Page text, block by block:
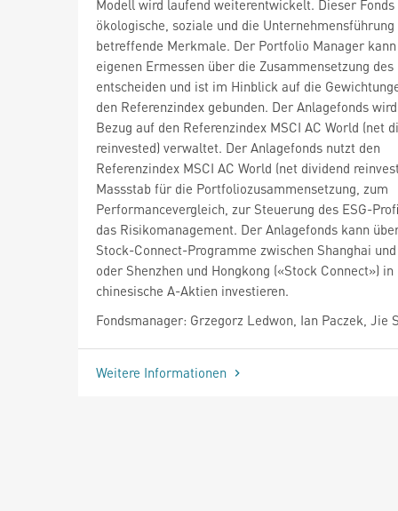
Modell wird laufend weiterentwickelt. Dieser
ökologische, soziale und die Unternehmensführung
betreffende Merkmale. Der Portfolio Manager
eigenen Ermessen über die Zusammensetzung
entscheiden und ist im Hinblick auf die
den Referenzindex gebunden. Der Anlagefonds
Bezug auf den Referenzindex MSCI AC World (net
reinvested) verwaltet. Der Anlagefonds nutzt den
Referenzindex MSCI AC World (net dividend
Massstab für die Portfoliozusammensetzung, zum
Performancevergleich, zur Steuerung des ESG-
das Risikomanagement. Der Anlagefonds kann
Stock-Connect-Programme zwischen Shanghai
oder Shenzhen und Hongkong («Stock Connect») in
chinesische A-Aktien investieren.
Fondsmanager: Grzegorz Ledwon, Ian Paczek, Jie
Weitere Informationen